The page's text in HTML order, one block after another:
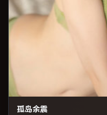
孤岛余震